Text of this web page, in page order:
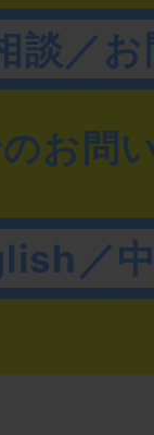
談／
お問
／